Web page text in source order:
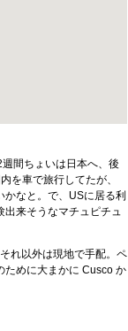
間ちょいは日本へ、後
を車で旅行してたが、
なと。で、USに居る利
出来そうなマチュピチュ
れ以外は現地で手配。ペ
ために大まかに Cusco か